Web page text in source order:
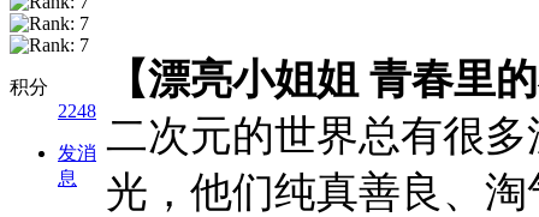
积分
2248
发消
息
【漂亮小姐姐 青春里
二次元的世界总有很
光，他们纯真善良、